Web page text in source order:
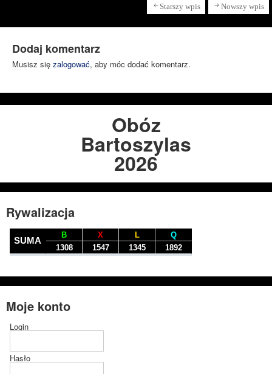
Starszy wpis Nowszy wpis
Dodaj komentarz
Musisz się zalogować, aby móc dodać komentarz.
Obóz
Bartoszylas
2026
Rywalizacja
Moje konto
Login
Hasło